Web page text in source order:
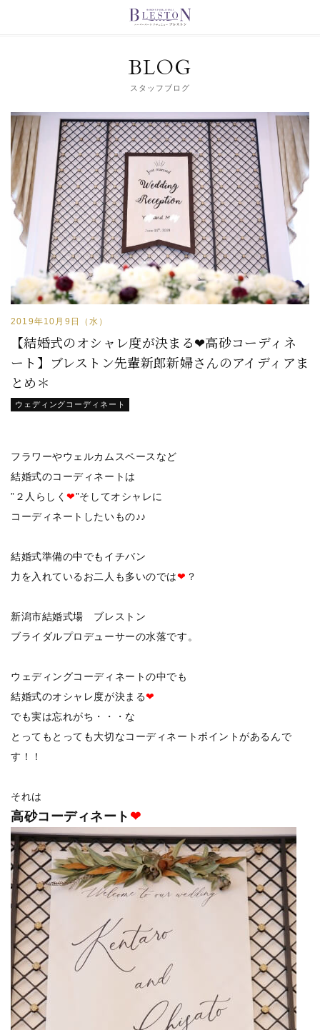
BLOG
スタッフブログ
2019年10月9日（水）
【結婚式のオシャレ度が決まる❤高砂コーディネ
ート】ブレストン先輩新郎新婦さんのアイディアま
とめ＊
ウェディングコーディネート
フラワーやウェルカムスペースなど
結婚式のコーディネートは
”２人らしく❤”そしてオシャレに
コーディネートしたいもの♪♪
結婚式準備の中でもイチバン
力を入れているお二人も多いのでは❤ ？
新潟市結婚式場 ブレストン
ブライダルプロデューサーの水落です。
ウェディングコーディネートの中でも
結婚式のオシャレ度が決まる❤
でも実は忘れがち・・・な
とってもとっても大切なコーディネートポイントがあるんで
す！！
それは
高砂コーディネート ❤